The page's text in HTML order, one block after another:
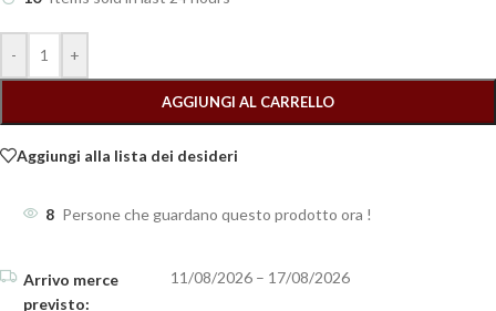
- +
AGGIUNGI AL CARRELLO
Aggiungi alla lista dei desideri
8 Persone che guardano questo prodotto ora !
11/08/2026 – 17/08/2026